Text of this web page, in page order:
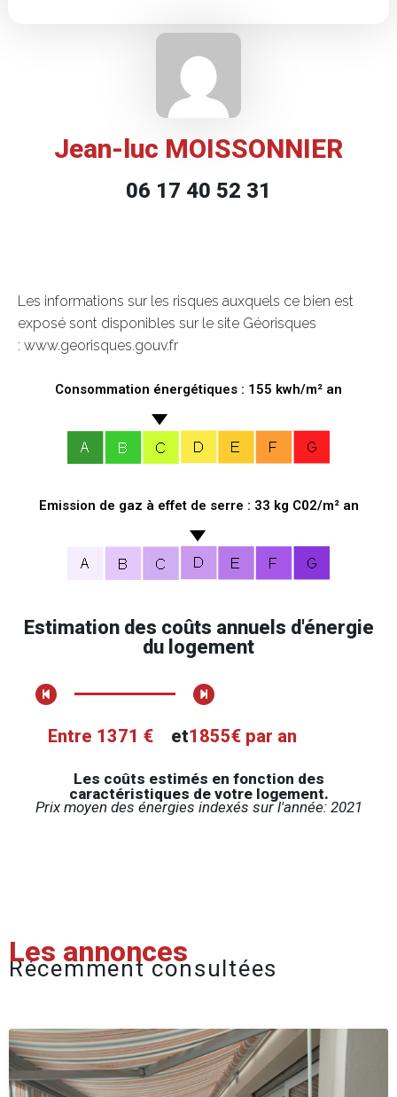
Jean-luc MOISSONNIER
06 17 40 52 31
Les informations sur les risques auxquels ce bien est
exposé sont disponibles sur le site Géorisques
: www.georisques.gouv.fr
Consommation énergétiques : 155 kwh/m² an
Emission de gaz à effet de serre : 33 kg C02/m² an
Estimation des coûts annuels d'énergie
du logement
Entre 1371 € et1855€ par an
Les coûts estimés en fonction des
caractéristiques de votre logement.
Prix moyen des énergies indexés sur l'année: 2021
Les annonces
Récemment consultées